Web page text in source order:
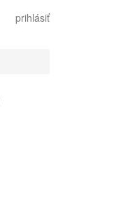
prihlásiť